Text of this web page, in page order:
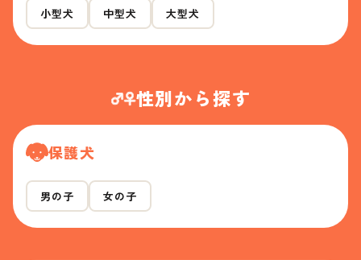
小型犬 中型犬 大型犬
性別から探す
保護犬
男の子 女の子